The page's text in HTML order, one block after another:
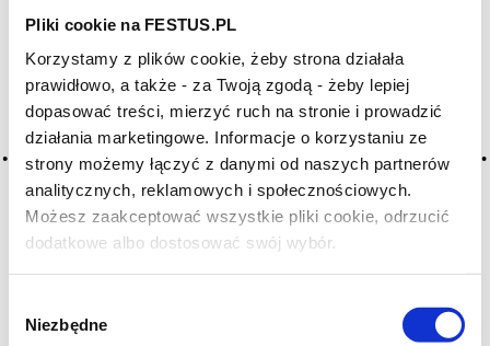
Pliki cookie na FESTUS.PL
Korzystamy z plików cookie, żeby strona działała
prawidłowo, a także - za Twoją zgodą - żeby lepiej
dopasować treści, mierzyć ruch na stronie i prowadzić
działania marketingowe. Informacje o korzystaniu ze
strony możemy łączyć z danymi od naszych partnerów
analitycznych, reklamowych i społecznościowych.
Możesz zaakceptować wszystkie pliki cookie, odrzucić
dodatkowe albo dostosować swój wybór.
zgody
Niezbędne
Czy masz ukończone 18 lat?
cenią spokój i równowagę.
ZOBACZ TAKŻE